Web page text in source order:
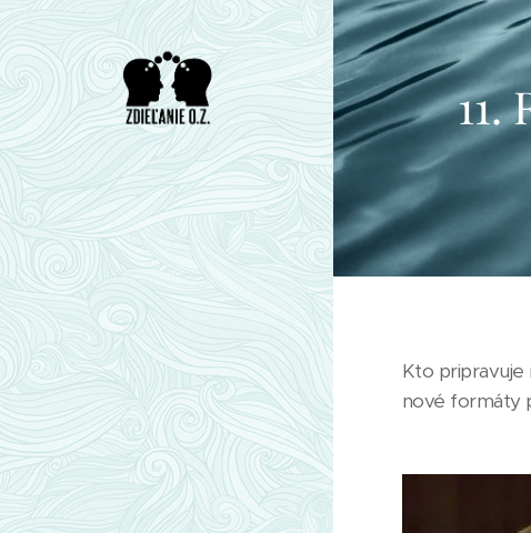
11.
Kto pripravuje
nové formáty